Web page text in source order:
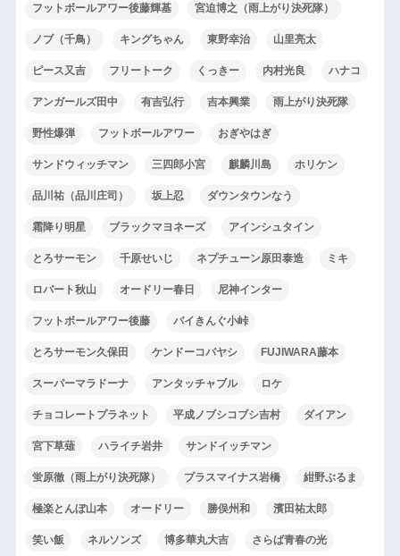
フットボールアワー後藤輝基 宮迫博之（雨上がり決死隊）
ノブ（千鳥） キングちゃん 東野幸治 山里亮太
ピース又吉 フリートーク くっきー 内村光良 ハナコ
アンガールズ田中 有吉弘行 吉本興業 雨上がり決死隊
野性爆弾 フットボールアワー おぎやはぎ
サンドウィッチマン 三四郎小宮 麒麟川島 ホリケン
品川祐（品川庄司） 坂上忍 ダウンタウンなう
霜降り明星 ブラックマヨネーズ アインシュタイン
とろサーモン 千原せいじ ネプチューン原田泰造 ミキ
ロバート秋山 オードリー春日 尼神インター
フットボールアワー後藤 バイきんぐ小峠
とろサーモン久保田 ケンドーコバヤシ FUJIWARA藤本
スーパーマラドーナ アンタッチャブル ロケ
チョコレートプラネット 平成ノブシコブシ吉村 ダイアン
宮下草薙 ハライチ岩井 サンドイッチマン
蛍原徹（雨上がり決死隊） プラスマイナス岩橋 紺野ぶるま
極楽とんぼ山本 オードリー 勝俣州和 濱田祐太郎
笑い飯 ネルソンズ 博多華丸大吉 さらば青春の光